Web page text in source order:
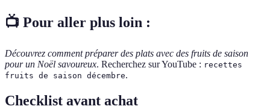
📺 Pour aller plus loin :
Découvrez comment préparer des plats avec des fruits de saison
pour un Noël savoureux. Recherchez sur YouTube : recettes
fruits de saison décembre.
Checklist avant achat